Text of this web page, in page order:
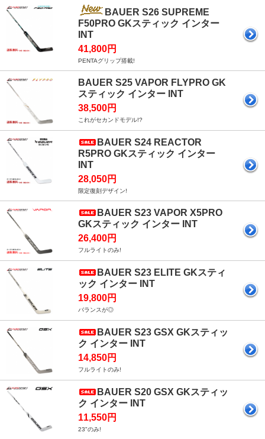
BAUER S26 SUPREME
F50PRO GKスティック インター
INT
41,800円
PENTAグリップ搭載!
BAUER S25 VAPOR FLYPRO GK
スティック インター INT
38,500円
これがセカンドモデル!?
BAUER S24 REACTOR
R5PRO GKスティック インター
INT
28,050円
限定復刻デザイン!
BAUER S23 VAPOR X5PRO
GKスティック インター INT
26,400円
フルライトのみ!
BAUER S23 ELITE GKスティ
ック インター INT
19,800円
バランスが◎
BAUER S23 GSX GKスティッ
ク インター INT
14,850円
フルライトのみ!
BAUER S20 GSX GKスティッ
ク インター INT
11,550円
23"のみ!